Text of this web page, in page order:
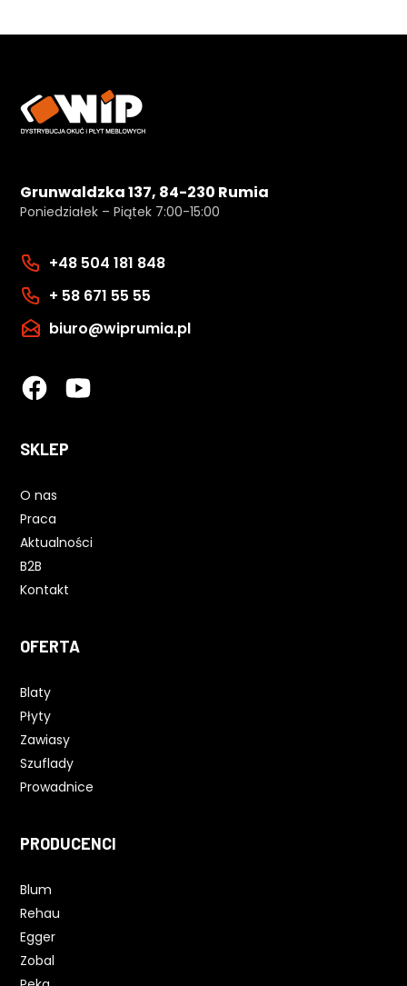
Grunwaldzka 137, 84-230 Rumia
Poniedziałek – Piątek 7:00-15:00
+48 504 181 848
+ 58 671 55 55
biuro@wiprumia.pl
SKLEP
O nas
Praca
Aktualności
B2B
Kontakt
OFERTA
Blaty
Płyty
Zawiasy
Szuflady
Prowadnice
PRODUCENCI
Blum
Rehau
Egger
Zobal